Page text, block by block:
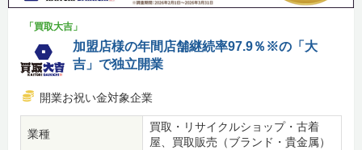
「買取大吉」
加盟店様の年間店舗継続率97.9％※の「大
吉」で独立開業
開業お祝い金対象企業
業種
買取・リサイクルショップ・古着
屋、買取販売（ブランド・貴金属）